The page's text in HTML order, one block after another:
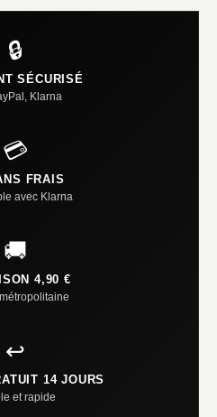
🔒
SÉCURISÉ
Klarna
💳
FRAIS
avec Klarna
🚚
4,90 €
↩️
14 JOURS
et rapide